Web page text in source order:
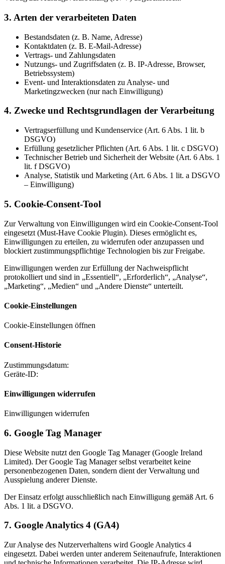
3. Arten der verarbeiteten Daten
Bestandsdaten (z. B. Name, Adresse)
Kontaktdaten (z. B. E-Mail-Adresse)
Vertrags- und Zahlungsdaten
Nutzungs- und Zugriffsdaten (z. B. IP-Adresse, Browser,
Betriebssystem)
Event- und Interaktionsdaten zu Analyse- und
Marketingzwecken (nur nach Einwilligung)
4. Zwecke und Rechtsgrundlagen der Verarbeitung
Vertragserfüllung und Kundenservice (Art. 6 Abs. 1 lit. b
DSGVO)
Erfüllung gesetzlicher Pflichten (Art. 6 Abs. 1 lit. c DSGVO)
Technischer Betrieb und Sicherheit der Website (Art. 6 Abs. 1
lit. f DSGVO)
Analyse, Statistik und Marketing (Art. 6 Abs. 1 lit. a DSGVO
– Einwilligung)
5. Cookie-Consent-Tool
Zur Verwaltung von Einwilligungen wird ein Cookie-Consent-Tool
eingesetzt (Must-Have Cookie Plugin). Dieses ermöglicht es,
Einwilligungen zu erteilen, zu widerrufen oder anzupassen und
blockiert zustimmungspflichtige Technologien bis zur Freigabe.
Einwilligungen werden zur Erfüllung der Nachweispflicht
protokolliert und sind in „Essentiell“, „Erforderlich“, „Analyse“,
„Marketing“, „Medien“ und „Andere Dienste“ unterteilt.
Cookie-Einstellungen
Cookie-Einstellungen öffnen
Consent-Historie
Zustimmungsdatum:
Geräte-ID:
Einwilligungen widerrufen
Einwilligungen widerrufen
6. Google Tag Manager
Diese Website nutzt den Google Tag Manager (Google Ireland
Limited). Der Google Tag Manager selbst verarbeitet keine
personenbezogenen Daten, sondern dient der Verwaltung und
Ausspielung anderer Dienste.
Der Einsatz erfolgt ausschließlich nach Einwilligung gemäß Art. 6
Abs. 1 lit. a DSGVO.
7. Google Analytics 4 (GA4)
Zur Analyse des Nutzerverhaltens wird Google Analytics 4
eingesetzt. Dabei werden unter anderem Seitenaufrufe, Interaktionen